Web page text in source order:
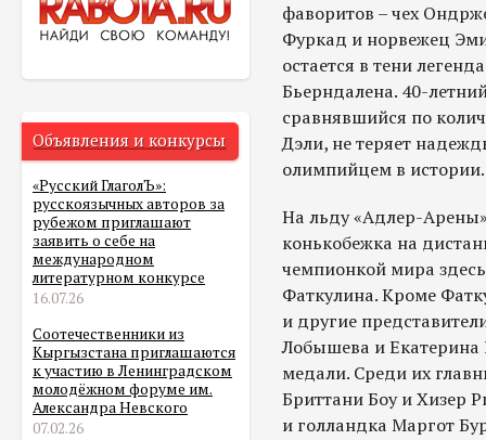
Объявления и конкурсы
«Русский ГлаголЪ»:
русскоязычных авторов за
рубежом приглашают
заявить о себе на
международном
литературном конкурсе
16.07.26
Соотечественники из
Кыргызстана приглашаются
к участию в Ленинградском
молодёжном форуме им.
Александра Невского
07.02.26
фаворитов – чех
Фуркад и норвежец
остается в тени
Бьерндалена. 40-
сравнявшийся по
Дэли, не теряет
олимпийцем в истории.
На льду «Адлер-
конькобежка на
чемпионкой мира
Фаткулина. Кроме
и другие
Лобышева и Екатерина
медали. Среди их
Бриттани Боу и Хизер
и голландка Маргот